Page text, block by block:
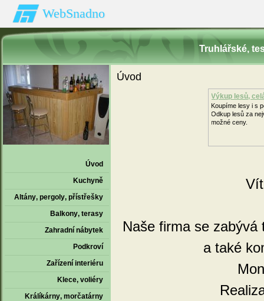
WebSnadno
Truhlářské‚
Úvod
Kuchyně
Altány‚ pergoly‚ přístřešky
Balkony‚ terasy
Zahradní nábytek
Podkroví
Zařízení interiéru
Klece‚ voliéry
Králíkárny‚ morčatárny
Úvod
Výkup lesů,
Koupíme lesy i s
Odkup lesů za
možné ceny.
Naše firma se
a také